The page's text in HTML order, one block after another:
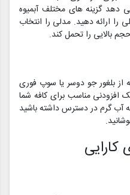
دهد گزینه های مختلف آبمیوه
را ارائه دهید. مدلی را انتخاب
بالایی را تحمل کند.
از بلغور جو دوسر یا سوپ فوری
مناسب برای کافه شما
گرم در دسترس داشته باشید